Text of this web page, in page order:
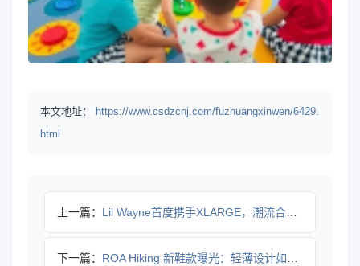
本文地址：
https://www.csdzcnj.com/fuzhuangxinwen/6429.
html
上一篇： Lil Wayne首度携手XLARGE，潮流合作系列重磅登场
下一篇： ROA Hiking 新鞋款曝光：轻薄设计如何兼顾防护？